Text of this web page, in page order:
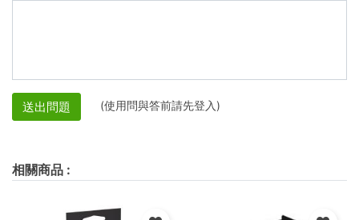
送出問題 (使用問與答前請先登入)
相關商品 :